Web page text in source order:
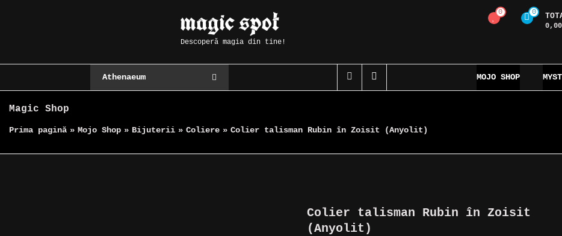
Magic Spot
Descoperă magia din tine!
0 0
Athenaeum MOJO SHOP
Magic Shop
Prima pagină » Mojo Shop » Bijuterii » Coliere » Colier talisman Rubin în Zoisit (Anyolit)
Colier talisman Rubin în Zoisit
(Anyolit)